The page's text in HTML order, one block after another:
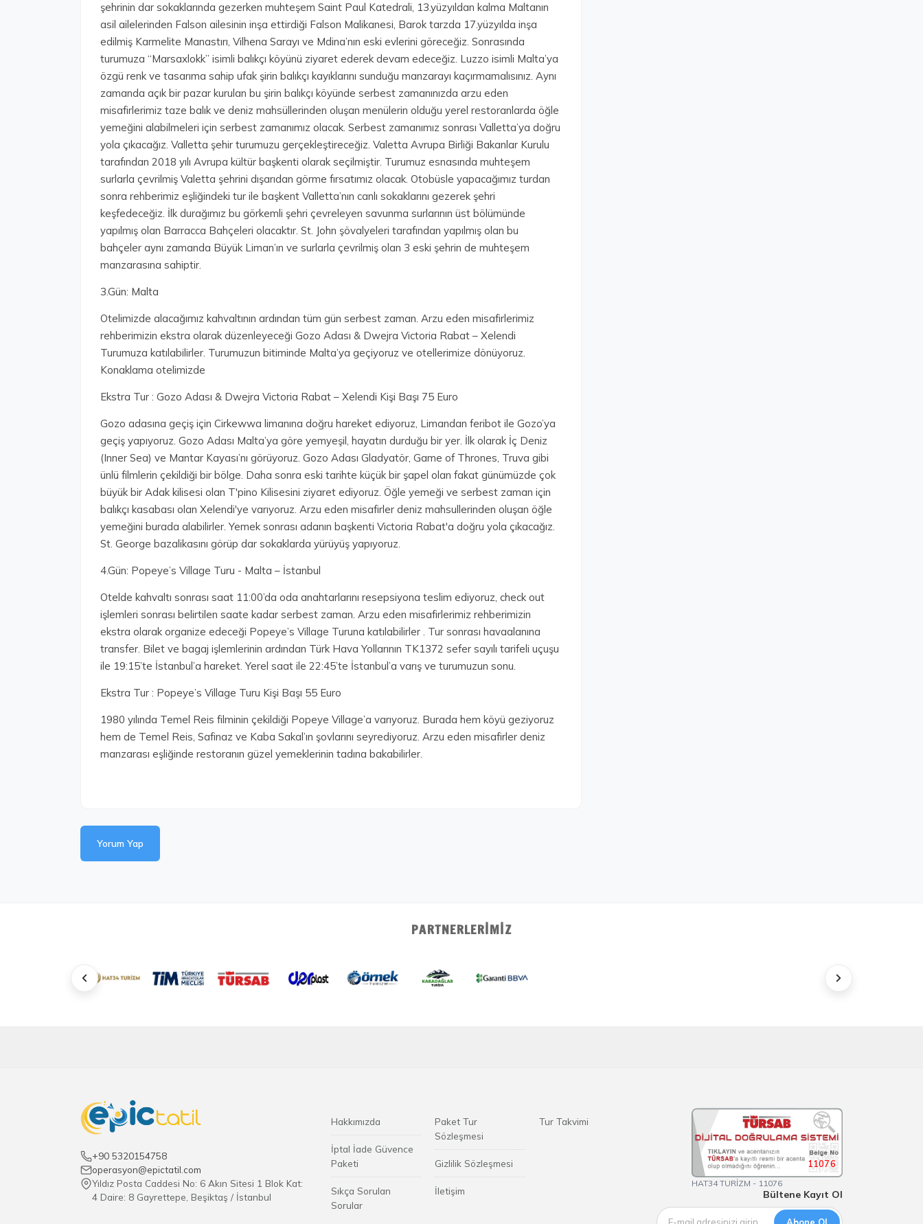
şehrinin dar sokaklarında gezerken muhteşem Saint Paul Katedrali, 13.yüzyıldan kalma Maltanın
asil ailelerinden Falson ailesinin inşa ettirdiği Falson Malikanesi, Barok tarzda 17.yüzyılda inşa
edilmiş Karmelite Manastırı, Vilhena Sarayı ve Mdina’nın eski evlerini göreceğiz. Sonrasında
turumuza “Marsaxlokk” isimli balıkçı köyünü ziyaret ederek devam edeceğiz. Luzzo isimli Malta’ya
özgü renk ve tasarıma sahip ufak şirin balıkçı kayıklarını sunduğu manzarayı kaçırmamalısınız. Aynı
zamanda açık bir pazar kurulan bu şirin balıkçı köyünde serbest zamanınızda arzu eden
misafirlerimiz taze balık ve deniz mahsüllerinden oluşan menülerin olduğu yerel restoranlarda öğle
yemeğini alabilmeleri için serbest zamanımız olacak. Serbest zamanımız sonrası Valletta’ya doğru
yola çıkacağız. Valletta şehir turumuzu gerçekleştireceğiz. Valetta Avrupa Birliği Bakanlar Kurulu
tarafından 2018 yılı Avrupa kültür başkenti olarak seçilmiştir. Turumuz esnasında muhteşem
surlarla çevrilmiş Valetta şehrini dışarıdan görme fırsatımız olacak. Otobüsle yapacağımız turdan
sonra rehberimiz eşliğindeki tur ile başkent Valletta’nın canlı sokaklarını gezerek şehri
keşfedeceğiz. İlk durağımız bu görkemli şehri çevreleyen savunma surlarının üst bölümünde
yapılmış olan Barracca Bahçeleri olacaktır. St. John şövalyeleri tarafından yapılmış olan bu
bahçeler aynı zamanda Büyük Liman’ın ve surlarla çevrilmiş olan 3 eski şehrin de muhteşem
manzarasına sahiptir.
3.Gün: Malta
Otelimizde alacağımız kahvaltının ardından tüm gün serbest zaman. Arzu eden misafirlerimiz
rehberimizin ekstra olarak düzenleyeceği Gozo Adası & Dwejra Victoria Rabat – Xelendi
Turumuza katılabilirler. Turumuzun bitiminde Malta’ya geçiyoruz ve otellerimize dönüyoruz.
Konaklama otelimizde
Ekstra Tur : Gozo Adası & Dwejra Victoria Rabat – Xelendi Kişi Başı 75 Euro
Gozo adasına geçiş için Cirkewwa limanına doğru hareket ediyoruz, Limandan feribot ile Gozo’ya
geçiş yapıyoruz. Gozo Adası Malta’ya göre yemyeşil, hayatın durduğu bir yer. İlk olarak İç Deniz
(Inner Sea) ve Mantar Kayası’nı görüyoruz. Gozo Adası Gladyatör, Game of Thrones, Truva gibi
ünlü filmlerin çekildiği bir bölge. Daha sonra eski tarihte küçük bir şapel olan fakat günümüzde çok
büyük bir Adak kilisesi olan T'pino Kilisesini ziyaret ediyoruz. Öğle yemeği ve serbest zaman için
balıkçı kasabası olan Xelendi'ye varıyoruz. Arzu eden misafirler deniz mahsullerinden oluşan öğle
yemeğini burada alabilirler. Yemek sonrası adanın başkenti Victoria Rabat'a doğru yola çıkacağız.
St. George bazalikasını görüp dar sokaklarda yürüyüş yapıyoruz.
4.Gün: Popeye’s Village Turu - Malta – İstanbul
Otelde kahvaltı sonrası saat 11:00’da oda anahtarlarını resepsiyona teslim ediyoruz, check out
işlemleri sonrası belirtilen saate kadar serbest zaman. Arzu eden misafirlerimiz rehberimizin
ekstra olarak organize edeceği Popeye’s Village Turuna katılabilirler . Tur sonrası havaalanına
transfer. Bilet ve bagaj işlemlerinin ardından Türk Hava Yollarının TK1372 sefer sayılı tarifeli uçuşu
ile 19:15’te İstanbul’a hareket. Yerel saat ile 22:45’te İstanbul’a varış ve turumuzun sonu.
Ekstra Tur : Popeye’s Village Turu Kişi Başı 55 Euro
1980 yılında Temel Reis filminin çekildiği Popeye Village’a varıyoruz. Burada hem köyü geziyoruz
hem de Temel Reis, Safinaz ve Kaba Sakal’ın şovlarını seyrediyoruz. Arzu eden misafirler deniz
manzarası eşliğinde restoranın güzel yemeklerinin tadına bakabilirler.
Yorum Yap
PARTNERLERIMIZ
+90 5320154758
operasyon@epictatil.com
Yıldız Posta Caddesi No: 6 Akın Sitesi 1 Blok Kat:
4 Daire: 8 Gayrettepe, Beşiktaş / İstanbul
Hakkımızda
İptal İade Güvence
Paketi
Sıkça Sorulan
Sorular
Paket Tur
Sözleşmesi
Gizlilik Sözleşmesi
İletişim
Tur Takvimi
11076
HAT34 TURİZM - 11076
Bültene Kayıt Ol
Abone Ol